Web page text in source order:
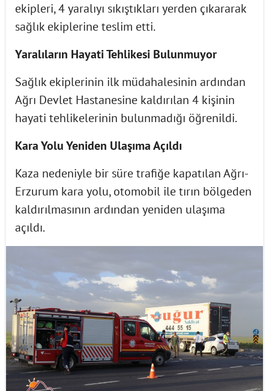
ekipleri, 4 yaralıyı sıkıştıkları yerden çıkararak
sağlık ekiplerine teslim etti.
Yaralıların Hayati Tehlikesi Bulunmuyor
Sağlık ekiplerinin ilk müdahalesinin ardından
Ağrı Devlet Hastanesine kaldırılan 4 kişinin
hayati tehlikelerinin bulunmadığı öğrenildi.
Kara Yolu Yeniden Ulaşıma Açıldı
Kaza nedeniyle bir süre trafiğe kapatılan Ağrı-
Erzurum kara yolu, otomobil ile tırın bölgeden
kaldırılmasının ardından yeniden ulaşıma
açıldı.